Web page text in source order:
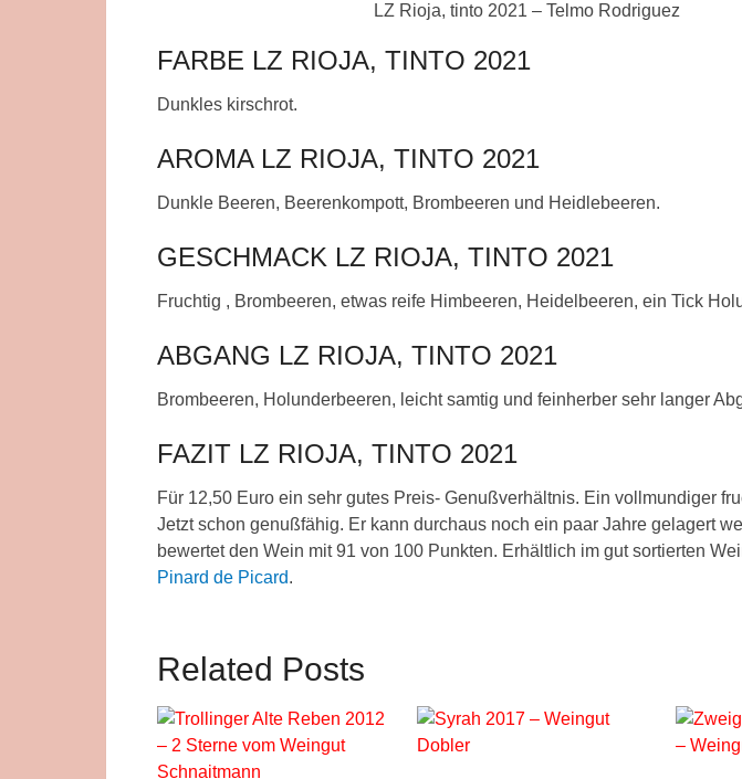
LZ Rioja, tinto 2021 – Telmo Rodriguez
FARBE LZ RIOJA, TINTO 2021
Dunkles kirschrot.
AROMA LZ RIOJA, TINTO 2021
Dunkle Beeren, Beerenkompott, Brombeeren und Heidlebeeren.
GESCHMACK LZ RIOJA, TINTO 2021
Fruchtig , Brombeeren, etwas reife Himbeeren, Heidelbeeren, ein Tick
ABGANG LZ RIOJA, TINTO 2021
Brombeeren, Holunderbeeren, leicht samtig und feinherber sehr langer
FAZIT LZ RIOJA, TINTO 2021
Für 12,50 Euro ein sehr gutes Preis- Genußverhältnis. Ein vollmundiger
Jetzt schon genußfähig. Er kann durchaus noch ein paar Jahre gelagert
bewertet den Wein mit 91 von 100 Punkten. Erhältlich im gut sortierten
Pinard de Picard.
Related Posts